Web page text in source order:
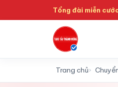
Tổng đài miễn
Trang chủ